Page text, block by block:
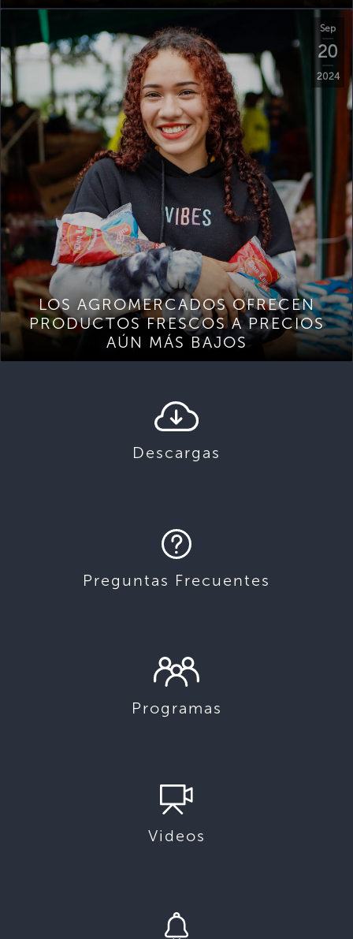
Sep
20
2024
LOS AGROMERCADOS OFRECEN
PRODUCTOS FRESCOS A PRECIOS
AÚN MÁS BAJOS
Descargas
Preguntas Frecuentes
Programas
Videos